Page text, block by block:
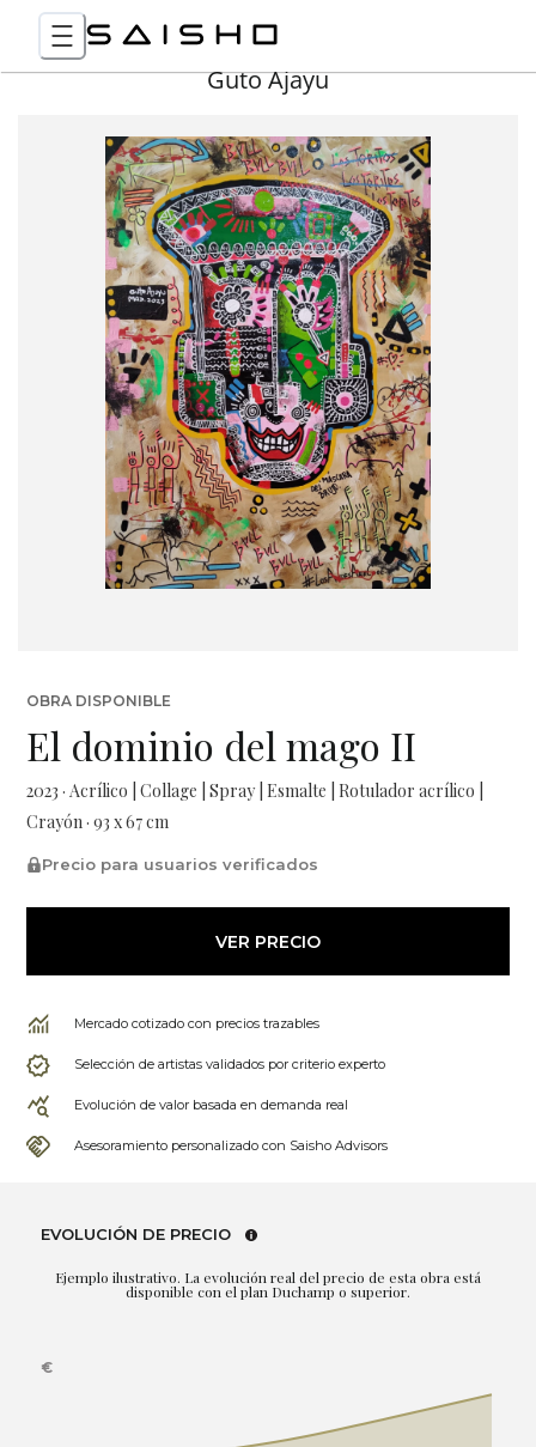
Guto Ajayu
OBRA DISPONIBLE
El dominio del mago II
2023 · Acrílico | Collage | Spray | Esmalte | Rotulador acrílico |
Crayón · 93 x 67 cm
Precio para usuarios verificados
VER PRECIO
Mercado cotizado con precios trazables
Selección de artistas validados por criterio experto
Evolución de valor basada en demanda real
Asesoramiento personalizado con Saisho Advisors
EVOLUCIÓN DE PRECIO
Ejemplo ilustrativo. La evolución real del precio de esta obra está
disponible con el plan Duchamp o superior.